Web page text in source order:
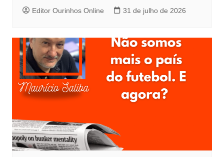
Editor Ourinhos Online 31 de julho de 2026